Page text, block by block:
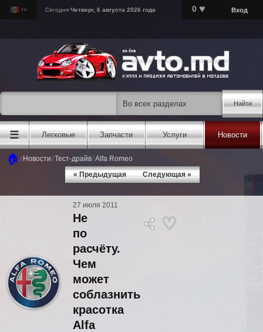
Сегодня Четверг, 6 августа 2026 года 0 ♥ Вход
Найти
☰ Легковые Запчасти Услуги Новости
🏠 / Новости/Тест-драйв/Alfa Romeo
« Предыдущая
Следующая »
27 июля 2011
Не
по
расчёту.
Чем
может
соблазнить
красотка
Alfa